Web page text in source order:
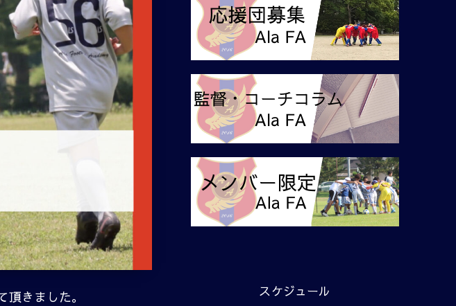
きました。
スケジュール